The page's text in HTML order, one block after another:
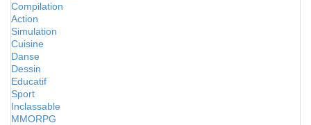
Compilation
Action
Simulation
Cuisine
Danse
Dessin
Educatif
Sport
Inclassable
MMORPG